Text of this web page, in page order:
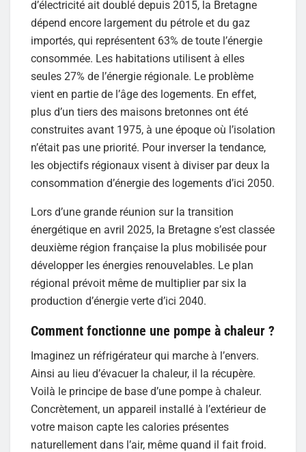
d’électricité ait doublé depuis 2015, la Bretagne
dépend encore largement du pétrole et du gaz
importés, qui représentent 63% de toute l’énergie
consommée. Les habitations utilisent à elles
seules 27% de l’énergie régionale. Le problème
vient en partie de l’âge des logements. En effet,
plus d’un tiers des maisons bretonnes ont été
construites avant 1975, à une époque où l’isolation
n’était pas une priorité. Pour inverser la tendance,
les objectifs régionaux visent à diviser par deux la
consommation d’énergie des logements d’ici 2050.
Lors d’une grande réunion sur la transition
énergétique en avril 2025, la Bretagne s’est classée
deuxième région française la plus mobilisée pour
développer les énergies renouvelables. Le plan
régional prévoit même de multiplier par six la
production d’énergie verte d’ici 2040.​
Comment fonctionne une pompe à chaleur ?
Imaginez un réfrigérateur qui marche à l’envers.
Ainsi au lieu d’évacuer la chaleur, il la récupère.
Voilà le principe de base d’une pompe à chaleur.
Concrètement, un appareil installé à l’extérieur de
votre maison capte les calories présentes
naturellement dans l’air, même quand il fait froid.